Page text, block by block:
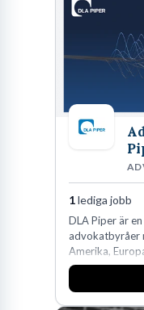
1lediga jobb
DLA Piper är
advokatbyråer
Amerika,
och Oceanien.